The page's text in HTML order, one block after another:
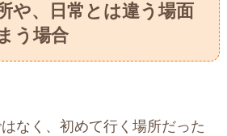
や、日常とは違う場面
う場合
なく、初めて行く場所だった